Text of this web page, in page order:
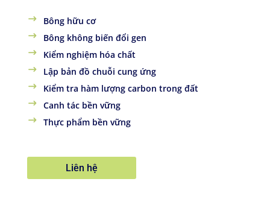
Bông hữu cơ
Bông không biến đổi gen
Kiểm nghiệm hóa chất
Lập bản đồ chuỗi cung ứng
Kiểm tra hàm lượng carbon trong đất
Canh tác bền vững
Thực phẩm bền vững
Liên hệ